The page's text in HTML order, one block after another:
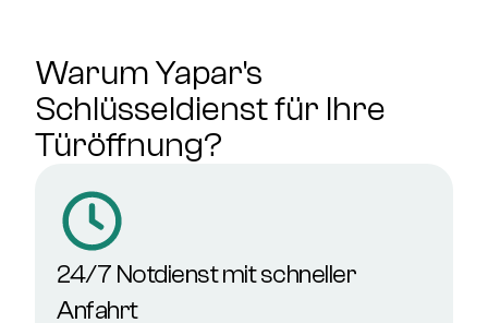
Warum Yapar's
Schlüsseldienst für Ihre
Türöffnung?
24/7 Notdienst mit schneller
Anfahrt